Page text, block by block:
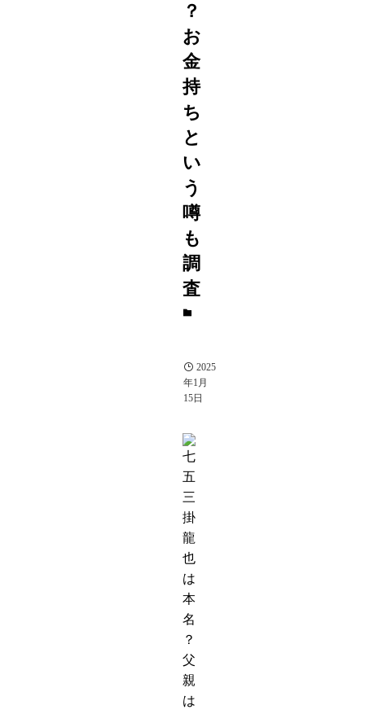
？
お
金
持
ち
と
い
う
噂
も
調
査
2025
年1月
15日